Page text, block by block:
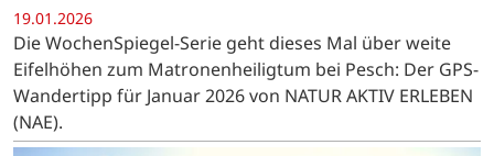
19.01.2026
Die WochenSpiegel-Serie geht dieses Mal über weite
Eifelhöhen zum Matronenheiligtum bei Pesch: Der GPS-
Wandertipp für Januar 2026 von NATUR AKTIV ERLEBEN
(NAE).